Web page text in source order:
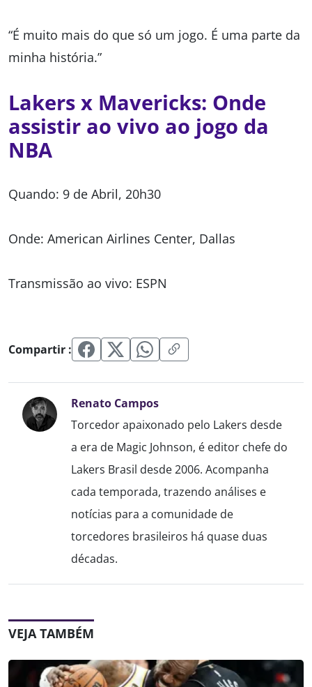
“É muito mais do que só um jogo. É uma parte da
minha história.”
Lakers x Mavericks: Onde
assistir ao vivo ao jogo da
NBA
Quando: 9 de Abril, 20h30
Onde: American Airlines Center, Dallas
Transmissão ao vivo: ESPN
Compartir :
Renato Campos
Torcedor apaixonado pelo Lakers desde
a era de Magic Johnson, é editor chefe do
Lakers Brasil desde 2006. Acompanha
cada temporada, trazendo análises e
notícias para a comunidade de
torcedores brasileiros há quase duas
décadas.
VEJA TAMBÉM